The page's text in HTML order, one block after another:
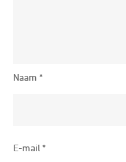
Naam*
E-mail*